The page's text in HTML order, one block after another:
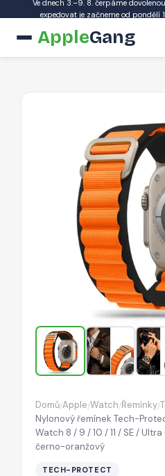
Ve dnech 3.–9. 8. čerpáme
expedovat je začneme od pondělí
AppleGang
8
9
/
Domů/Apple/Watch/Řemínky/
Nylonový řemínek Tech-
Watch 8 / 9 / 10 / 11 / SE /
černo-oranžový
TECH-PROTECT